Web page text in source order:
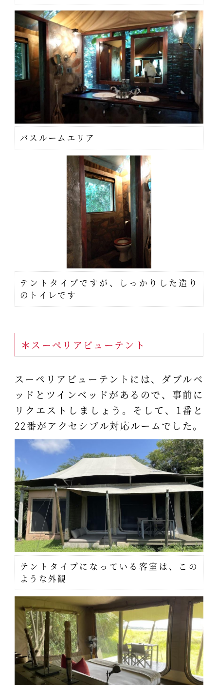
バスルームエリア
テントタイプですが、しっかりした造り
のトイレです
＊スーペリアビューテント
スーペリアビューテントには、ダブルベ
ッドとツインベッドがあるので、事前に
リクエストしましょう。そして、1番と
22番がアクセシブル対応ルームでした。
テントタイプになっている客室は、この
ような外観